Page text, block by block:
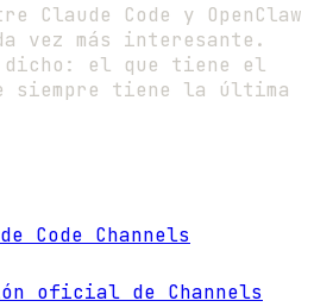
Claude Code y OpenClaw
vez más interesante.
dicho: el que tiene el
siempre tiene la última
Code Channels
oficial de Channels